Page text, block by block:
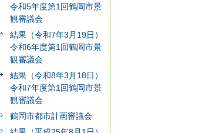
令和5年度第1回鶴岡市景
観審議会
結果（令和7年3月19日）
令和6年度第1回鶴岡市景
観審議会
結果（令和8年3月18日）
令和7年度第1回鶴岡市景
観審議会
鶴岡市都市計画審議会